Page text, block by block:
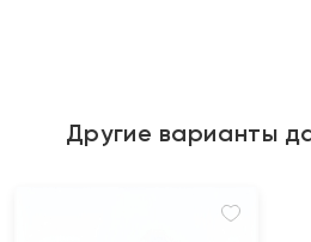
Другие варианты